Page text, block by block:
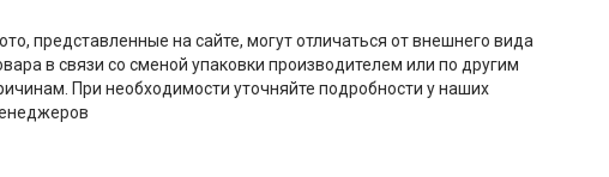
представленные на сайте, могут отличаться от внешнего вида
в связи со сменой упаковки производителем или по другим
При необходимости уточняйте подробности у наших